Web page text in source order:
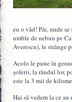
eu o văd! Păi, unde
umble de nebun pe
Averescu), le strânge
Acolo le pune în
şoferii, la rândul lor,
este la 3 mii de
Hai să vedem la ce